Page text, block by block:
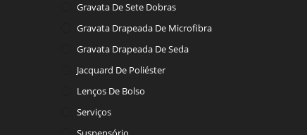
Gravata De Sete Dobras
Gravata Drapeada De Microfibra
Gravata Drapeada De Seda
Jacquard De Poliéster
Lenços De Bolso
Serviços